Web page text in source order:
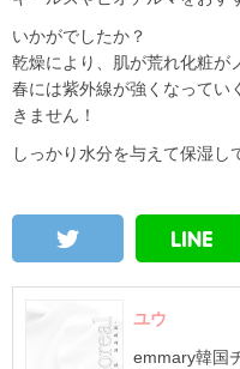
いかがでしたか？
乾燥により、肌が荒れ化粧が
春には紫外線が強くなってい
きません！
しっかり水分を与えて保湿
ユウ
emmary韓国